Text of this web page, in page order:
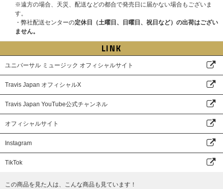
※遠方の場合、天災、配送などの都合で発売日に届かない場合もございま
す。
・弊社配送センターの定休日（土曜日、日曜日、祝日など）の出荷はござい
ません。
LINK
ユニバーサル ミュージック オフィシャルサイト
Travis Japan オフィシャルX
Travis Japan YouTube公式チャンネル
オフィシャルサイト
Instagram
TikTok
この商品を見た人は、こんな商品も見ています！